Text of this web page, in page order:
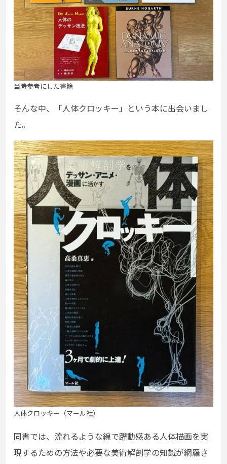
当時参考にした書籍
そんな中、「人体クロッキー」という本に出会いまし
た。
人体クロッキー（マール社）
同書では、流れるような線で躍動感ある人体描画を実
現するための方法や必要な美術解剖学の知識が網羅さ